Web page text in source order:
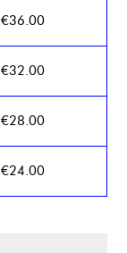
€36.00
€32.00
€28.00
€24.00